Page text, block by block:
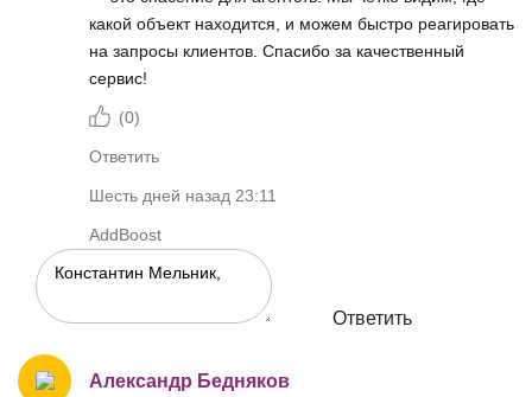
какой объект находится, и можем быстро реагировать
на запросы клиентов. Спасибо за качественный
сервис!
(0)
Ответить
Шесть дней назад 23:11
AddBoost
Ответить
Александр Бедняков